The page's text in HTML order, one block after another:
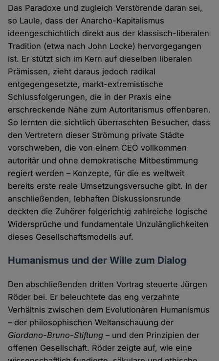
Das Paradoxe und zugleich Verstörende daran sei,
so Laule, dass der Anarcho-Kapitalismus
ideengeschichtlich direkt aus der klassisch-liberalen
Tradition (etwa nach John Locke) hervorgegangen
ist. Er stützt sich im Kern auf dieselben liberalen
Prämissen, zieht daraus jedoch radikal
entgegengesetzte, markt-extremistische
Schlussfolgerungen, die in der Praxis eine
erschreckende Nähe zum Autoritarismus offenbaren.
So lernten die sichtlich überraschten Besucher, dass
den Vertretern dieser Strömung private Städte
vorschweben, die von einem CEO vollkommen
autoritär und ohne demokratische Mitbestimmung
regiert werden – Konzepte, für die es weltweit
bereits erste reale Umsetzungsversuche gibt. In der
anschließenden, lebhaften Diskussionsrunde
deckten die Zuhörer folgerichtig zahlreiche logische
Widersprüche und fundamentale Unzulänglichkeiten
dieses Gesellschaftsmodells auf.
Humanismus und der Wille zum Dialog
Den abschließenden dritten Vortrag steuerte Jürgen
Röder bei. Er beleuchtete das eng verzahnte
Verhältnis zwischen dem Evolutionären Humanismus
– der philosophischen Weltanschauung der
Giordano-Bruno-Stiftung – und den Prinzipien der
offenen Gesellschaft. Röder zeigte auf, wie eine